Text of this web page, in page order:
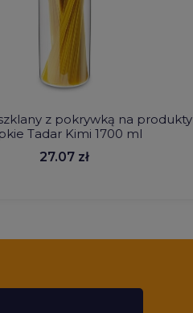
z pokrywką na produkty
Tadar Kimi 1700 ml
27.07 zł